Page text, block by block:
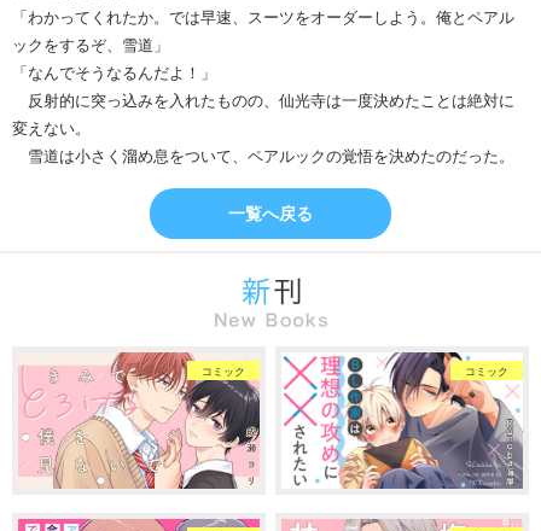
「わかってくれたか。では早速、スーツをオーダーしよう。俺とペアル
ックをするぞ、雪道」
「なんでそうなるんだよ！」
反射的に突っ込みを入れたものの、仙光寺は一度決めたことは絶対に
変えない。
雪道は小さく溜め息をついて、ペアルックの覚悟を決めたのだった。
一覧へ戻る
コミック コミック